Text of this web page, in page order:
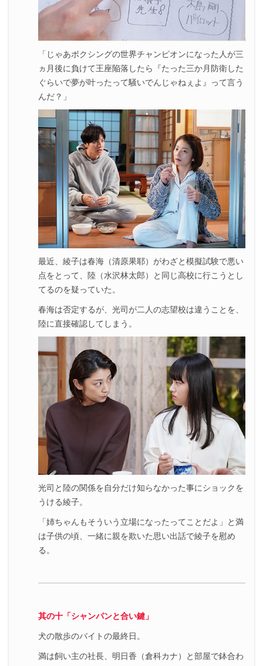
「じゃあボクシングの世界チャンピオンになった人が三
ヵ月後に負けて王座陥落したら『たった三か月防衛した
ぐらいで夢が叶ったって騒いでんじゃねぇよ』って言う
んだ？」
最近、綾子は春海（清原果耶）がわざと模擬試験で悪い
点をとって、陸（水沢林太郎）と同じ高校に行こうとし
てるのを疑っていた。
春海は否定するが、光司が二人の志望校は違うことを、
陸に直接確認してしまう。
光司と陸の関係を自分だけ知らなかった事にショックを
うける綾子。
「姉ちゃんもそういう立場になったってことだよ」と満
は子供の頃、一緒に親を欺いた思い出話で綾子を慰め
る。
其の十「シャンパンと合い鍵」
犬の散歩のバイトの最終日。
満は飼い主の社長、明日香（倉科カナ）と部屋で鉢合わ